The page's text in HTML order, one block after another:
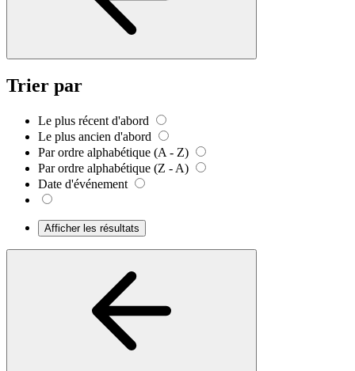
Trier par
Le plus récent d'abord
Le plus ancien d'abord
Par ordre alphabétique (A - Z)
Par ordre alphabétique (Z - A)
Date d'événement
Afficher les résultats